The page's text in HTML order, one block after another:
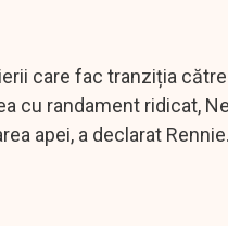
care fac tranziția
cu randament ridicat,
apei, a declarat Rennie.